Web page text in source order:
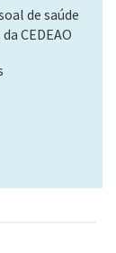
de saúde
CEDEAO